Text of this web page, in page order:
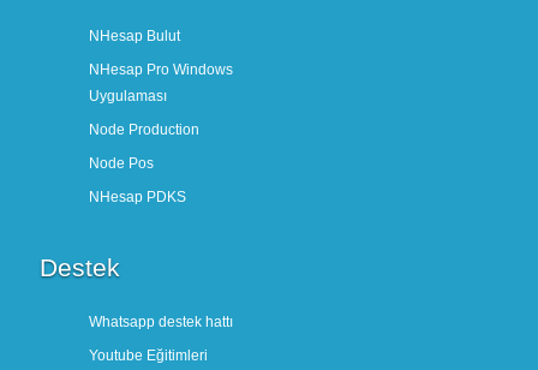
NHesap Bulut
NHesap Pro Windows
Uygulaması
Node Production
Node Pos
NHesap PDKS
Destek
Whatsapp destek hattı
Youtube Eğitimleri